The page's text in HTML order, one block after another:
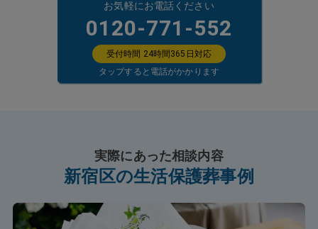
お気軽にお電話ください
0120-771-552
受付時間 24時間365日対応
タップすると電話がかかります
実際にあった相談内容
新宿区の生活保護葬事例